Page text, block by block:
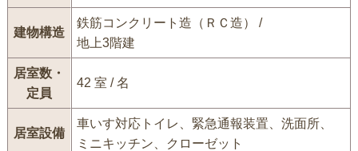
建物構造
鉄筋コンクリート造（ＲＣ造） /
地上3階建
居室数・
定員
42 室 / 名
居室設備
車いす対応トイレ、緊急通報装置、洗面所、
ミニキッチン、クローゼット